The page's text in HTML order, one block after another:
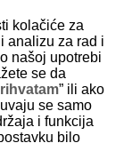
kolačiće za
analizu za rad i
našoj upotrebi
se da
” ili ako
se samo
i funkcija
bilo